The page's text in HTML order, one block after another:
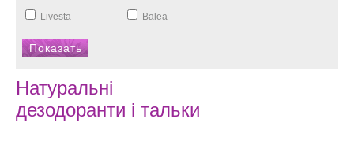
Livesta Balea
Натуральні
дезодоранти і тальки